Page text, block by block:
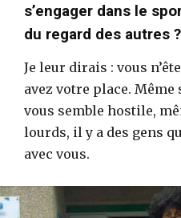
s’engager dans le
du regard des autres ?
Je leur dirais : vous
avez votre place.
vous semble hostile,
lourds, il y a des gens
avec vous.